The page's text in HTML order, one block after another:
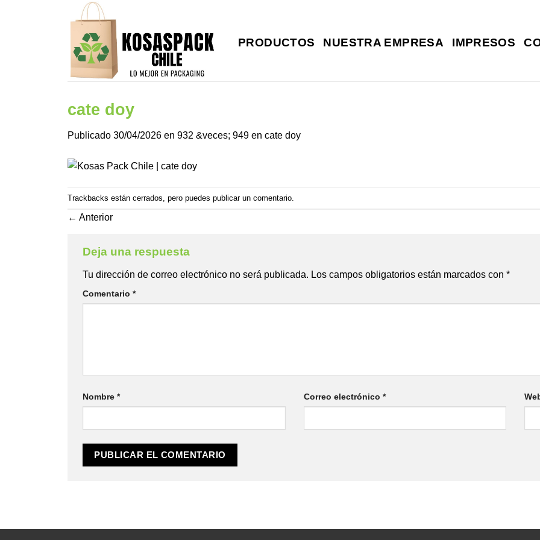
PRODUCTOS NUESTRA EMPRESA IMPRESOS
cate doy
Publicado 30/04/2026 en 932 &veces; 949 en cate doy
Trackbacks están cerrados, pero puedes publicar un comentario
← Anterior
Deja una respuesta
Tu dirección de correo electrónico no será publicada. Los campos obligatorios están marcados con *
Comentario *
Nombre * Correo electrónico *